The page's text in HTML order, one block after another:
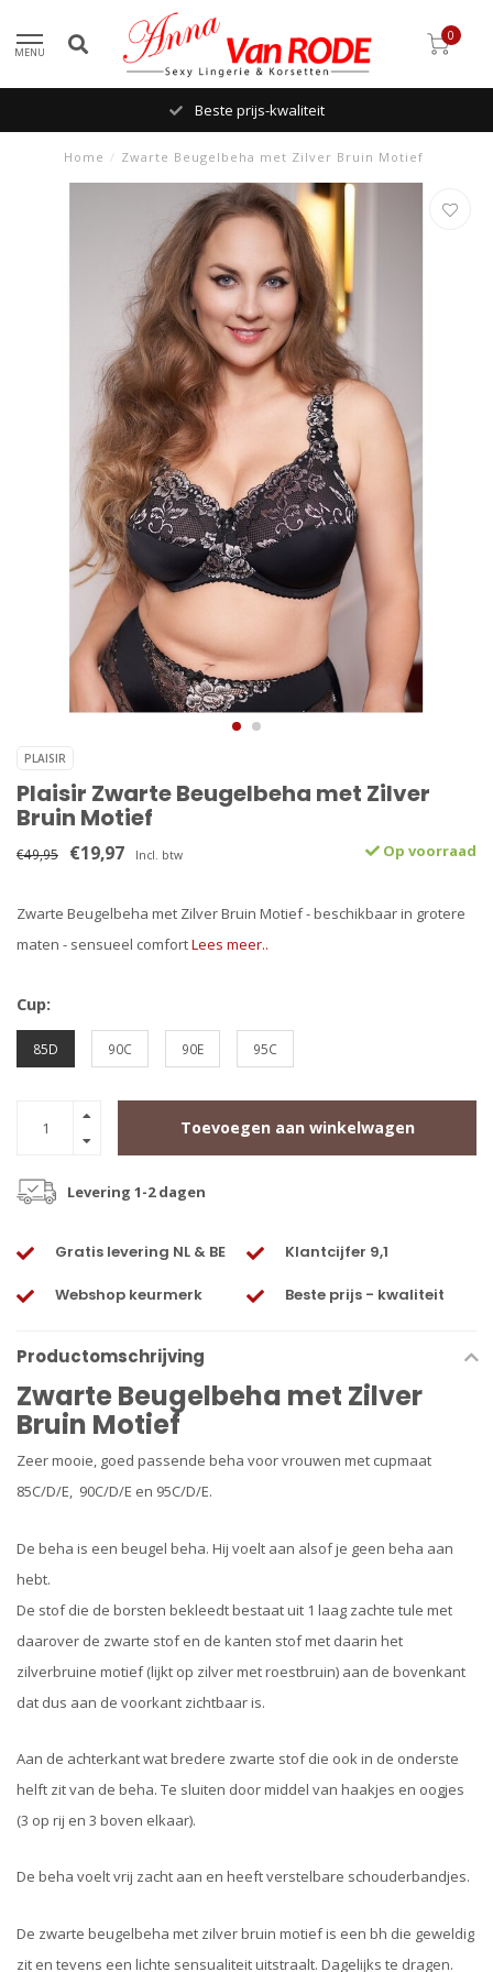
MENU
0
Beste prijs-kwaliteit
Home / Zwarte Beugelbeha met Zilver Bruin Motief
PLAISIR
Plaisir Zwarte Beugelbeha met Zilver
Bruin Motief
€49,95 €19,97 Incl. btw Op voorraad
Zwarte Beugelbeha met Zilver Bruin Motief - beschikbaar in grotere
maten - sensueel comfortLees meer..
Cup:
85D 90C 90E 95C
Toevoegen aan winkelwagen
Levering 1-2 dagen
Gratis levering NL & BE Klantcijfer 9,1
Webshop keurmerk Beste prijs - kwaliteit
Productomschrijving
Zwarte Beugelbeha met Zilver
Bruin Motief
Zeer mooie, goed passende beha voor vrouwen met cupmaat
85C/D/E, 90C/D/E en 95C/D/E.
De beha is een beugel beha. Hij voelt aan alsof je geen beha aan
hebt.
De stof die de borsten bekleedt bestaat uit 1 laag zachte tule met
daarover de zwarte stof en de kanten stof met daarin het
zilverbruine motief (lijkt op zilver met roestbruin) aan de bovenkant
dat dus aan de voorkant zichtbaar is.
Aan de achterkant wat bredere zwarte stof die ook in de onderste
helft zit van de beha. Te sluiten door middel van haakjes en oogjes
(3 op rij en 3 boven elkaar).
De beha voelt vrij zacht aan en heeft verstelbare schouderbandjes.
De zwarte beugelbeha met zilver bruin motief is een bh die geweldig
zit en tevens een lichte sensualiteit uitstraalt. Dagelijks te dragen.